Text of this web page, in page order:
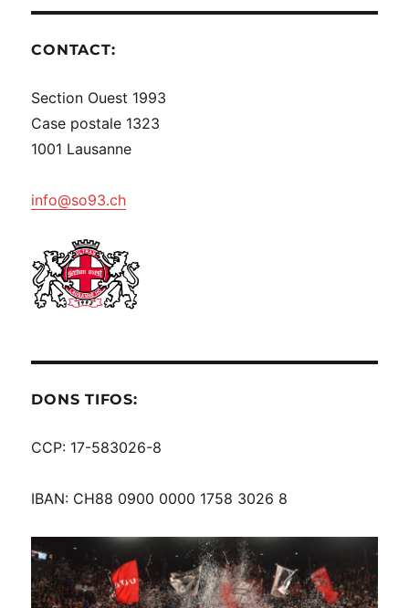
CONTACT:
Section Ouest 1993
Case postale 1323
1001 Lausanne
info@so93.ch
DONS TIFOS:
CCP: 17-583026-8
IBAN: CH88 0900 0000 1758 3026 8